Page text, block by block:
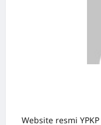
Website resmi